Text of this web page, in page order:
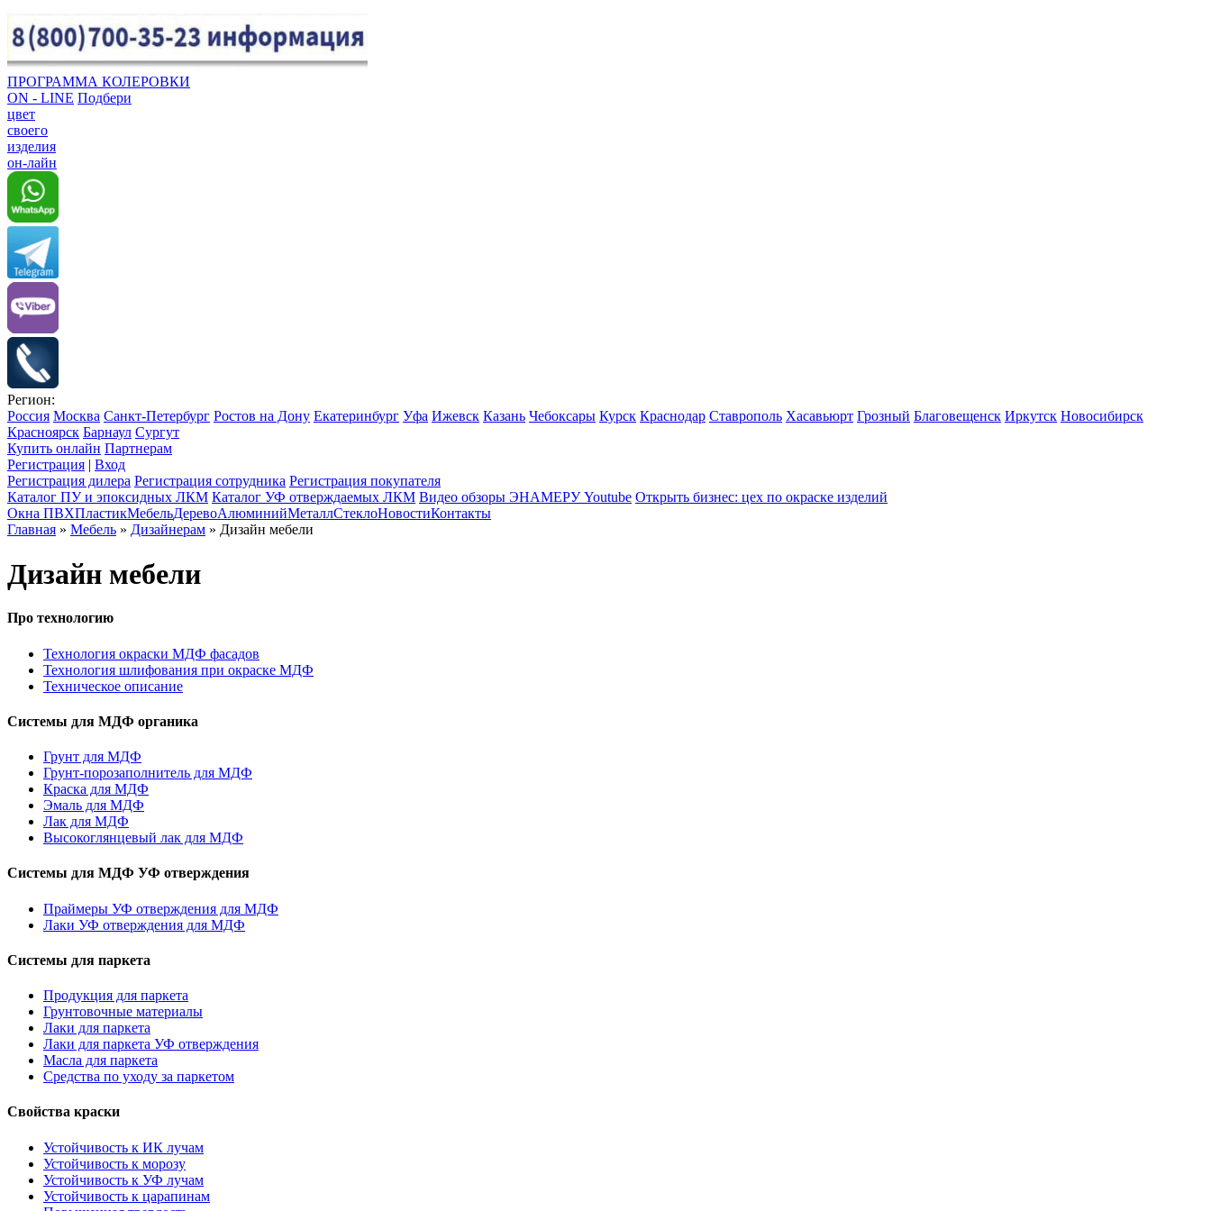
ПРОГРАММА КОЛЕРОВКИ
ON - LINE Подбери
цвет
своего
изделия
он-лайн
Регион:
Россия Москва Санкт-Петербург Ростов на Дону Екатеринбург Уфа Ижевск Казань Чебоксары Курск Краснодар Ставрополь Хасавьюрт Грозный Благовещенск Иркутск Новосибирск
Красноярск Барнаул Сургут
Купить онлайн Партнерам
Регистрация | Вход
Регистрация дилера Регистрация сотрудника Регистрация покупателя
Каталог ПУ и эпоксидных ЛКМ Каталог УФ отверждаемых ЛКМ Видео обзоры ЭНАМЕРУ Youtube Открыть бизнес: цех по окраске изделий
Окна ПВХПластикМебельДеревоАлюминийМеталлСтеклоНовостиКонтакты
Главная » Мебель » Дизайнерам » Дизайн мебели
Дизайн мебели
Про технологию
Технология окраски МДФ фасадов
Технология шлифования при окраске МДФ
Техническое описание
Системы для МДФ органика
Грунт для МДФ
Грунт-порозаполнитель для МДФ
Краска для МДФ
Эмаль для МДФ
Лак для МДФ
Высокоглянцевый лак для МДФ
Системы для МДФ УФ отверждения
Праймеры УФ отверждения для МДФ
Лаки УФ отверждения для МДФ
Системы для паркета
Продукция для паркета
Грунтовочные материалы
Лаки для паркета
Лаки для паркета УФ отверждения
Масла для паркета
Средства по уходу за паркетом
Свойства краски
Устойчивость к ИК лучам
Устойчивость к морозу
Устойчивость к УФ лучам
Устойчивость к царапинам